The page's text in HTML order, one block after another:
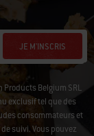
JE M'INSCRIS
Products Belgium SRL
exclusif tel que des
consommateurs et
suivi. Vous pouvez